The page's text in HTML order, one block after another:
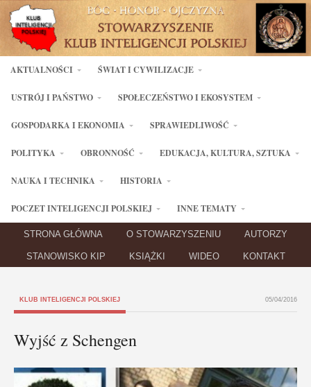
AKTUALNOŚCI ŚWIAT I CYWILIZACJE
USTRÓJ I PAŃSTWO SPOŁECZEŃSTWO I EKOSYSTEM
GOSPODARKA I EKONOMIA SPRAWIEDLIWOŚĆ
POLITYKA OBRONNOŚĆ EDUKACJA, KULTURA, SZTUKA
NAUKA I TECHNIKA HISTORIA
POCZET INTELIGENCJI POLSKIEJ INNE TEMATY
STRONA GŁÓWNA O STOWARZYSZENIU AUTORZY
STANOWISKO KIP KSIĄŻKI WIDEO KONTAKT
KLUB INTELIGENCJI POLSKIEJ 05/04/2016
Wyjść z Schengen